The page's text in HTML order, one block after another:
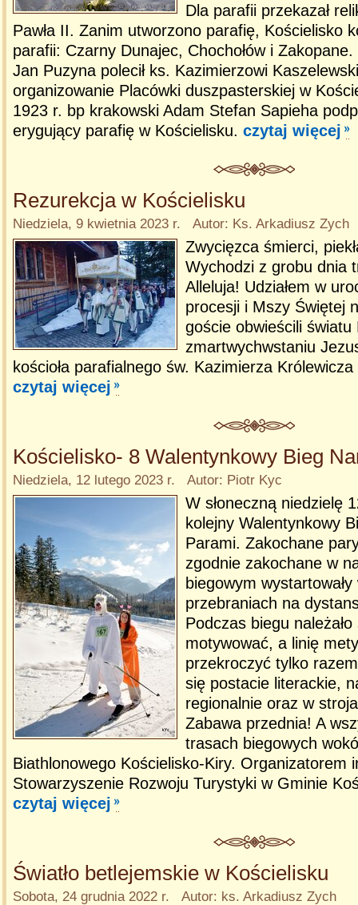
Dla parafii przekazał
Pawła II. Zanim utworzono parafię, Kościelisko
parafii: Czarny Dunajec, Chochołów i
Jan Puzyna polecił ks. Kazimierzowi
organizowanie Placówki duszpasterskiej w
1923 r. bp krakowski Adam Stefan Sapieha
erygujący parafię w Kościelisku. czytaj więcej
Rezurekcja w Kościelisku
Niedziela, 9 kwietnia 2023 r. Autor: Ks. Arkadiusz Zych
Zwycięzca śmierci,
Wychodzi z grobu dnia
Alleluja! Udziałem w
procesji i Mszy Świętej
goście obwieścili światu
zmartwychwstaniu
kościoła parafialnego św. Kazimierza
czytaj więcej
Kościelisko- 8 Walentynkowy Bieg
Niedziela, 12 lutego 2023 r. Autor: Piotr Kyc
W słoneczną niedzielę
kolejny Walentynkowy
Parami. Zakochane
zgodnie zakochane w
biegowym
przebraniach na
Podczas biegu
motywować, a linię
przekroczyć tylko
się postacie literackie,
regionalnie oraz w
Zabawa przednia! A
trasach biegowych
Biathlonowego Kościelisko-Kiry. Organizatorem
Stowarzyszenie Rozwoju Turystyki w Gminie
czytaj więcej
Światło betlejemskie w Kościelisku
Sobota, 24 grudnia 2022 r. Autor: ks. Arkadiusz Zych